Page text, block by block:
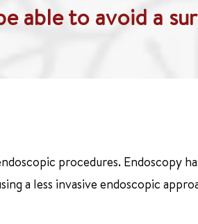
able to avoid a
procedures. Endoscopy
a less invasive endoscopic